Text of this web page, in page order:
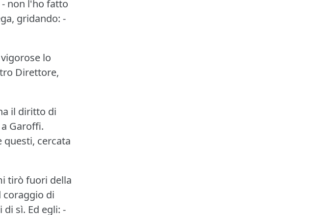
non l'ho fatto
gridando: -
lo
Direttore,
il diritto di
Garoffi.
questi, cercata
tirò fuori della
coraggio di
di sì. Ed egli: -